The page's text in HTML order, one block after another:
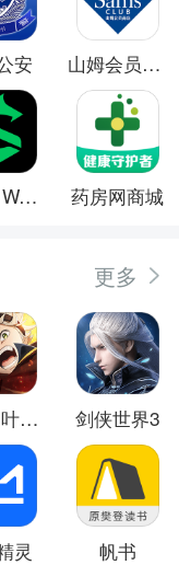
安 山姆会员商店
Shark Wear 药房网商城
更多
黑色四叶草 魔法帝之道 剑侠世界3
灵 帆书